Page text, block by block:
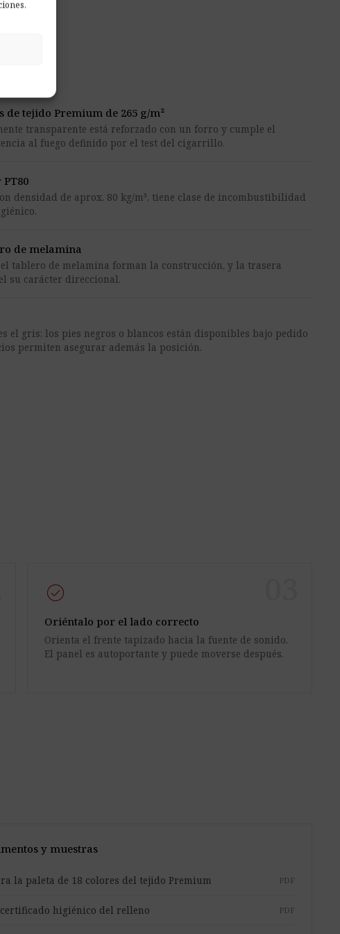
de tejido Premium de 265 g/m²
transparente está reforzado con un forro y cumple el
al fuego definido por el test del cigarrillo.
densidad de aprox. 80 kg/m³, tiene clase de incombustibilidad
de melamina
el tablero de melamina forman la construcción, y la trasera
su carácter direccional.
el gris; los pies negros o blancos están disponibles bajo pedido
permiten asegurar además la posición.
check_circle
Oriéntalo por el lado correcto
Orienta el frente tapizado hacia la fuente de sonido.
El panel es autoportante y puede moverse después.
y muestras
la paleta de 18 colores del tejido Premium PDF
higiénico del relleno PDF